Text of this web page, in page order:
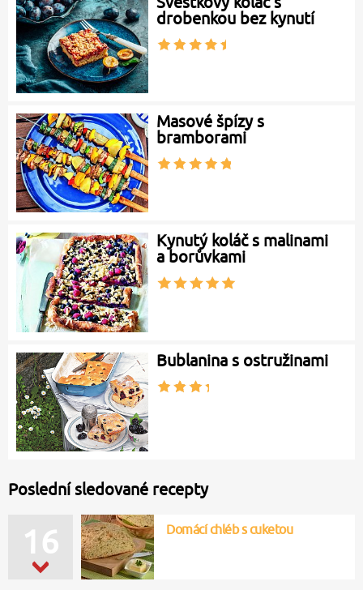
drobenkou bez kynutí
Masové špízy s
bramborami
Kynutý koláč s malinami
a borůvkami
Bublanina s ostružinami
Poslední sledované recepty
16 Domácí chléb s cuketou